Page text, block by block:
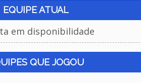
EQUIPE ATUAL
em disponibilidade
QUE JOGOU